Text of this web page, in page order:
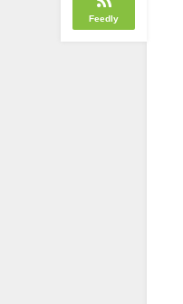
Feedly